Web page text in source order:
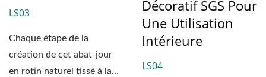
LS03
Chaque étape de la
création de cet abat-jour
en rotin naturel tissé à la
Décoratif SGS Pour
Une Utilisation
Intérieure
LS04